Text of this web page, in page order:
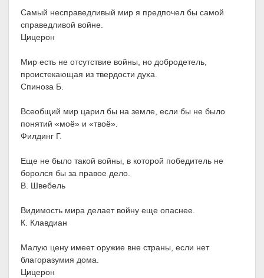
Самый несправедливый мир я предпочел бы самой
справедливой войне.
Цицерон
Мир есть не отсутствие войны, но добродетель,
проистекающая из твердости духа.
Спиноза Б.
Всеобщий мир царил бы на земле, если бы не было
понятий «моё» и «твоё».
Филдинг Г.
Еще не было такой войны, в которой победитель не
боролся бы за правое дело.
В. Швебель
Видимость мира делает войну еще опаснее.
К. Клавдиан
Малую цену имеет оружие вне страны, если нет
благоразумия дома.
Цицерон